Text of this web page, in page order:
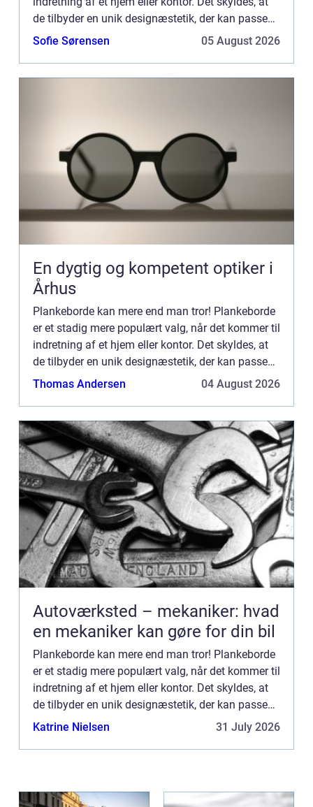
de tilbyder en unik designæstetik, der kan passe
ind i ethvert rum og samtidig give et klassisk, ti...
Sofie Sørensen 05 August 2026
En dygtig og kompetent optiker i
Århus
Plankeborde kan mere end man tror! Plankeborde
er et stadig mere populært valg, når det kommer til
indretning af et hjem eller kontor. Det skyldes, at
de tilbyder en unik designæstetik, der kan passe
ind i ethvert rum og samtidig give et klassisk, ti...
Thomas Andersen 04 August 2026
Autoværksted – mekaniker: hvad
en mekaniker kan gøre for din bil
Plankeborde kan mere end man tror! Plankeborde
er et stadig mere populært valg, når det kommer til
indretning af et hjem eller kontor. Det skyldes, at
de tilbyder en unik designæstetik, der kan passe
ind i ethvert rum og samtidig give et klassisk, ti...
Katrine Nielsen 31 July 2026